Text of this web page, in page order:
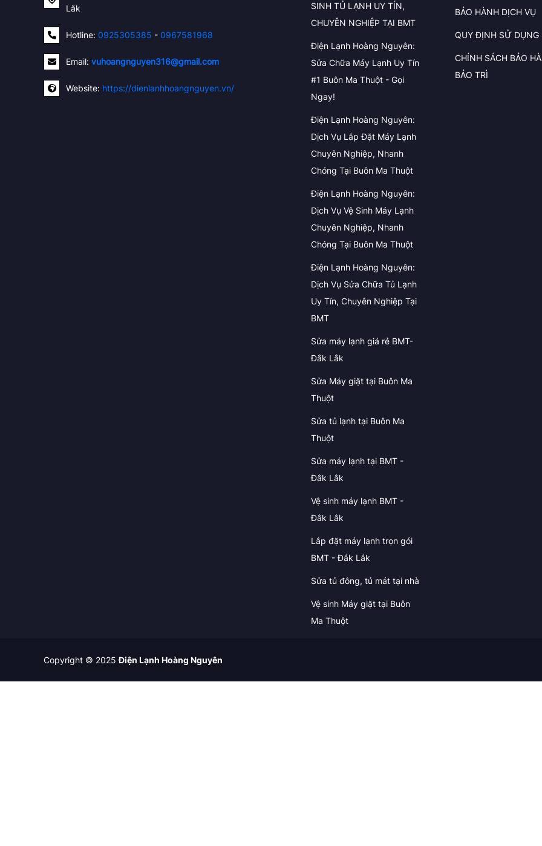
Lăk
Hotline:0925305385 -0967581968
Email:vuhoangnguyen316@gmail.com
Website: https://dienlanhhoangnguyen.vn/
SINH TỦ LẠNH UY TÍN,
CHUYÊN NGHIỆP TẠI BMT
Điện Lạnh Hoàng Nguyên:
Sửa Chữa Máy Lạnh Uy Tín
#1 Buôn Ma Thuột - Gọi
Ngay!
Điện Lạnh Hoàng Nguyên:
Dịch Vụ Lắp Đặt Máy Lạnh
Chuyên Nghiệp, Nhanh
Chóng Tại Buôn Ma Thuột
Điện Lạnh Hoàng Nguyên:
Dịch Vụ Vệ Sinh Máy Lạnh
Chuyên Nghiệp, Nhanh
Chóng Tại Buôn Ma Thuột
Điện Lạnh Hoàng Nguyên:
Dịch Vụ Sửa Chữa Tủ Lạnh
Uy Tín, Chuyên Nghiệp Tại
BMT
Sửa máy lạnh giá rẻ BMT-
Đắk Lắk
Sửa Máy giặt tại Buôn Ma
Thuột
Sửa tủ lạnh tại Buôn Ma
Thuột
Sửa máy lạnh tại BMT -
Đắk Lắk
Vệ sinh máy lạnh BMT -
Đắk Lắk
Lắp đặt máy lạnh trọn gói
BMT - Đắk Lắk
Sửa tủ đông, tủ mát tại nhà
Vệ sinh Máy giặt tại Buôn
Ma Thuột
BẢO HÀNH DỊCH VỤ
QUY ĐỊNH SỬ DỤNG
CHÍNH SÁCH BẢO
BẢO TRÌ
Copyright © 2025Điện Lạnh Hoàng Nguyên